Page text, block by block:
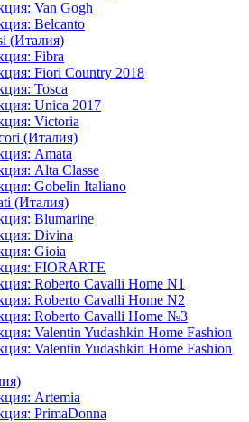
Van Gogh
Belcanto
(Италия)
Fibra
Fiori Country 2018
Tosca
Unica 2017
Victoria
(Италия)
Amata
Alta Classe
Gobelin Italiano
(Италия)
Blumarine
Divina
Gioia
FIORARTE
Roberto Cavalli Home N1
Roberto Cavalli Home N2
Roberto Cavalli Home №3
Valentin Yudashkin Home Fashion
Valentin Yudashkin Home Fashion
Artemia
PrimaDonna